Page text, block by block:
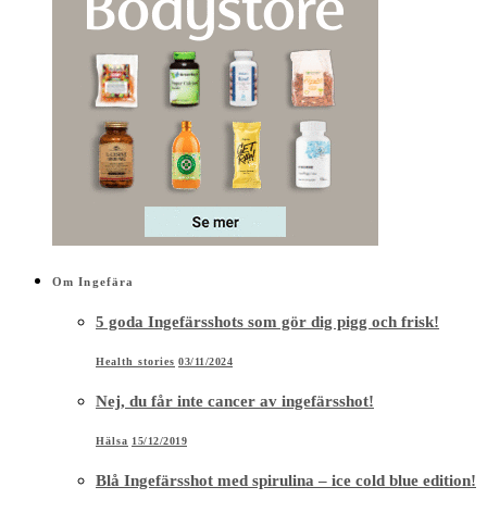
Om Ingefära
5 goda Ingefärsshots som gör dig pigg och frisk!
Health stories 03/11/2024
Nej, du får inte cancer av ingefärsshot!
Hälsa 15/12/2019
Blå Ingefärsshot med spirulina – ice cold blue edition!